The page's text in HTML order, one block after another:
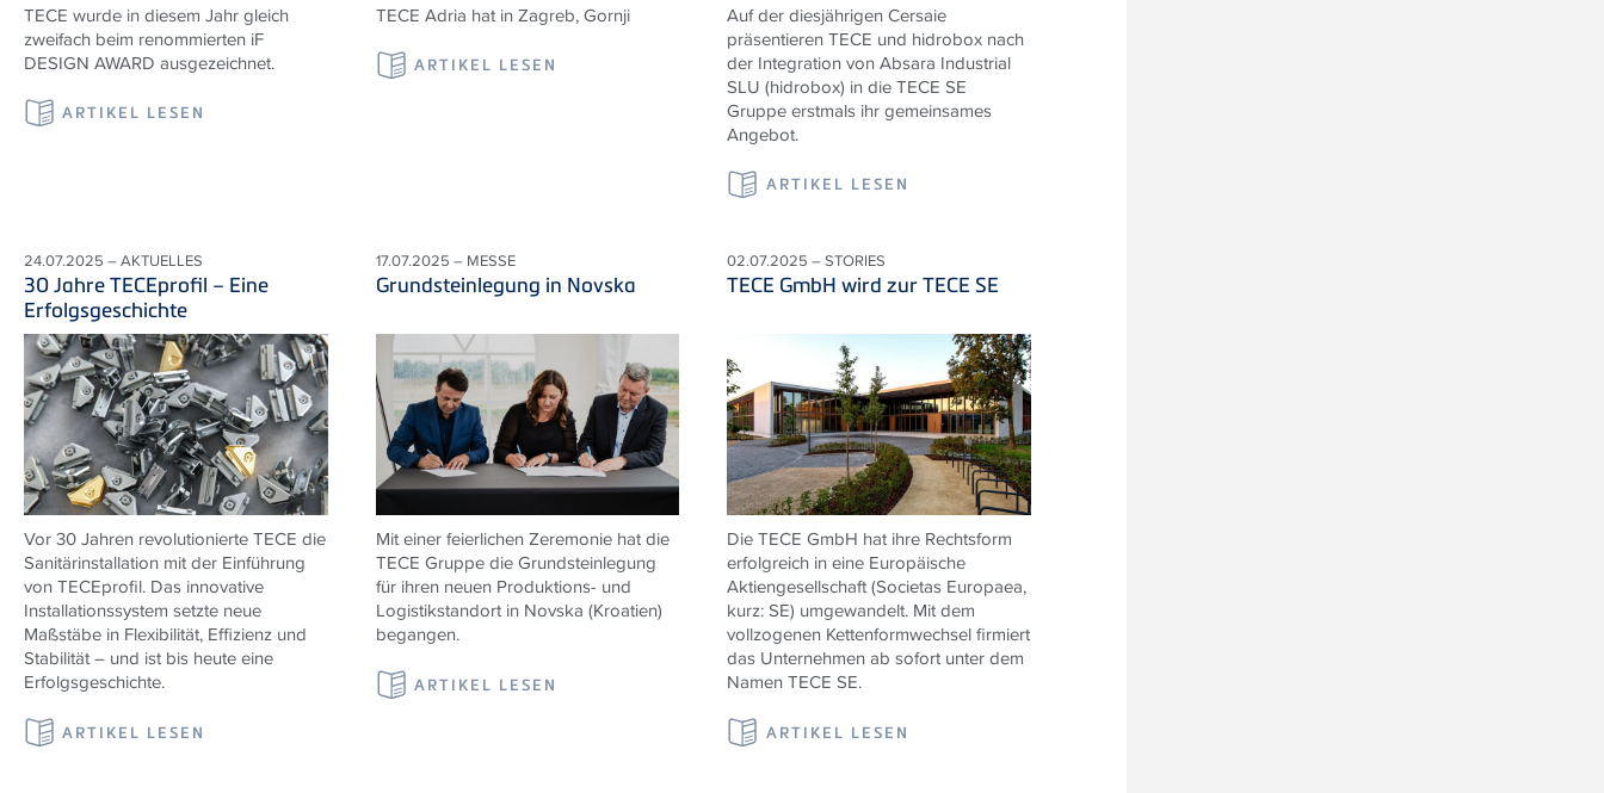
TECE wurde in diesem Jahr gleich
zweifach beim renommierten iF
DESIGN AWARD ausgezeichnet.
ARTIKEL LESEN
TECE Adria hat in Zagreb,Gornji
ARTIKEL LESEN
Auf der diesjährigen Cersaie
präsentieren TECE und hidrobox nach
der Integration von Absara Industrial
SLU (hidrobox) in die TECE SE
Gruppe erstmals ihr gemeinsames
Angebot.
ARTIKEL LESEN
24.07.2025 – AKTUELLES
30 Jahre TECEprofil – Eine
Erfolgsgeschichte
Vor 30 Jahren revolutionierte TECE die
Sanitärinstallation mit der Einführung
von TECEprofil. Das innovative
Installationssystem setzte neue
Maßstäbe in Flexibilität, Effizienz und
Stabilität – und ist bis heute eine
Erfolgsgeschichte.
ARTIKEL LESEN
17.07.2025 – MESSE
Grundsteinlegung in Novska
Mit einer feierlichen Zeremonie hat die
TECE Gruppe die Grundsteinlegung
für ihren neuen Produktions- und
Logistikstandort in Novska (Kroatien)
begangen.
ARTIKEL LESEN
02.07.2025 – STORIES
TECE GmbH wird zur TECE SE
Die TECE GmbH hat ihre Rechtsform
erfolgreich in eine Europäische
Aktiengesellschaft (Societas Europaea,
kurz: SE) umgewandelt. Mit dem
vollzogenen Kettenformwechsel firmiert
das Unternehmen ab sofort unter dem
Namen TECE SE.
ARTIKEL LESEN